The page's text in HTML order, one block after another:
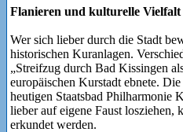
Flanieren und kulturelle Vielfalt
Wer sich lieber durch die Stadt
historischen Kuranlagen.
„Streifzug durch Bad Kissingen
europäischen Kurstadt ebnete.
heutigen Staatsbad Philharmonie
lieber auf eigene Faust losziehen,
erkundet werden.